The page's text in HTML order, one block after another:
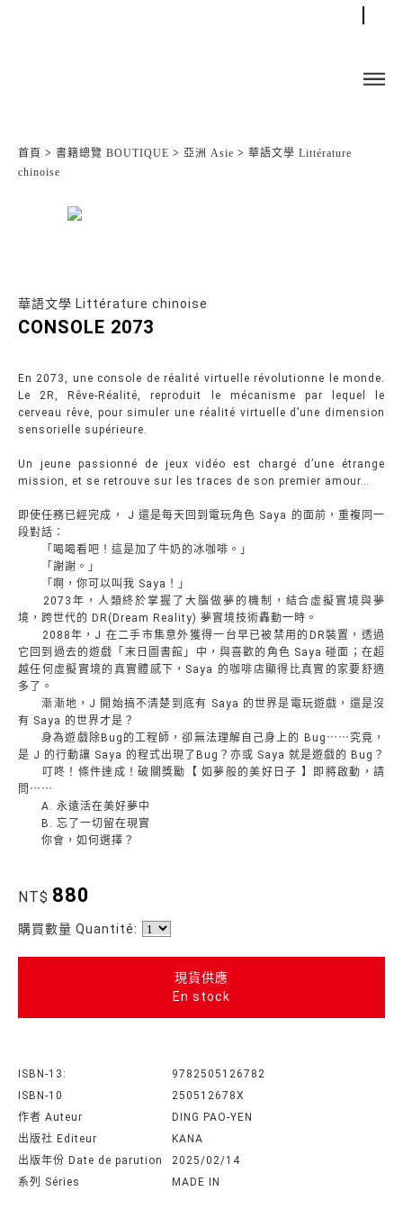
首頁 > 書籍總覽 BOUTIQUE > 亞洲 Asie > 華語文學 Littérature
chinoise
華語文學 Littérature chinoise
CONSOLE 2073
En 2073, une console de réalité virtuelle révolutionne le monde.
Le 2R, Rêve-Réalité, reproduit le mécanisme par lequel le
cerveau rêve, pour simuler une réalité virtuelle d’une dimension
sensorielle supérieure.
Un jeune passionné de jeux vidéo est chargé d’une étrange
mission, et se retrouve sur les traces de son premier amour…
即使任務已經完成， J 還是每天回到電玩角色 Saya 的面前，重複同一
段對話：
「喝喝看吧！這是加了牛奶的冰咖啡。」
「謝謝。」
「啊，你可以叫我 Saya！」
2073年，人類終於掌握了大腦做夢的機制，結合虛擬實境與夢
境，跨世代的 DR(Dream Reality) 夢實境技術轟動一時。
2088年，J 在二手市集意外獲得一台早已被禁用的DR裝置，透過
它回到過去的遊戲「末日圖書館」中，與喜歡的角色 Saya 碰面；在超
越任何虛擬實境的真實體感下，Saya 的咖啡店顯得比真實的家要舒適
多了。
漸漸地，J 開始搞不清楚到底有 Saya 的世界是電玩遊戲，還是沒
有 Saya 的世界才是？
身為遊戲除Bug的工程師，卻無法理解自己身上的 Bug⋯⋯究竟，
是 J 的行動讓 Saya 的程式出現了Bug？亦或 Saya 就是遊戲的 Bug？
叮咚！條件達成！破關獎勵【 如夢般的美好日子 】即將啟動，請
問⋯⋯
A. 永遠活在美好夢中
B. 忘了一切留在現實
你會，如何選擇？
NT$ 880
購買數量 Quantité:
現貨供應
En stock
ISBN-13:
9782505126782
ISBN-10
250512678X
作者 Auteur
DING PAO-YEN
出版社 Editeur
KANA
出版年份 Date de parution
2025/02/14
系列 Séries
MADE IN